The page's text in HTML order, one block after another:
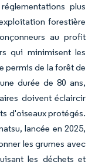
plus
forestière
au profit
qui minimisent les
permis de la forêt de
durée de 80 ans,
doivent éclaircir
d'oiseaux protégés.
lancée en 2025,
les grumes avec
les déchets et